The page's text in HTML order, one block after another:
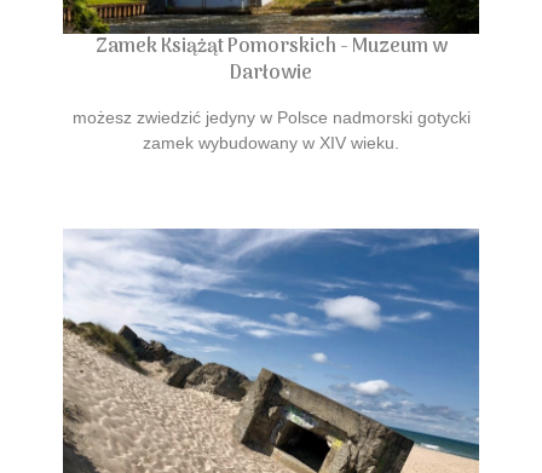
Zamek Książąt Pomorskich - Muzeum w
Darłowie
możesz zwiedzić jedyny w Polsce nadmorski gotycki
zamek wybudowany w XIV wieku.